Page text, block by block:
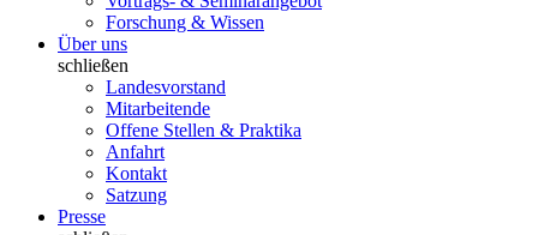
Forschung & Wissen
Über uns
schließen
Landesvorstand
Mitarbeitende
Offene Stellen & Praktika
Anfahrt
Kontakt
Satzung
Presse